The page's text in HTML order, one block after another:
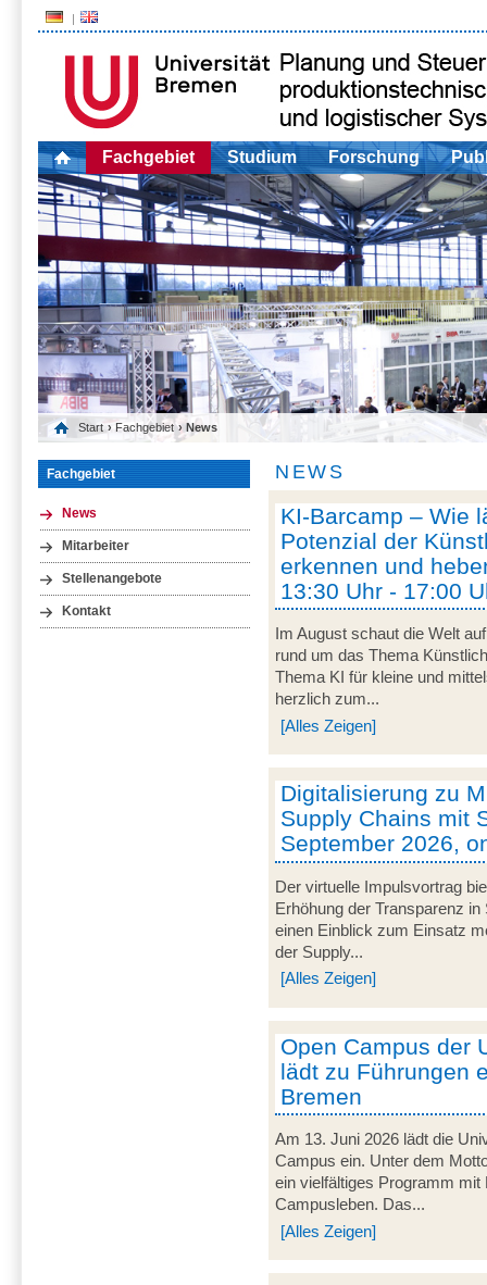
Fachgebiet Studium Forschung
Start › Fachgebiet › News
Fachgebiet
News
Mitarbeiter
Stellenangebote
Kontakt
NEWS
KI-Barcamp – Wie
Potenzial der
erkennen und
13:30 Uhr - 17:00
Im August schaut die Welt
rund um das Thema
Thema KI für kleine und
herzlich zum...
[Alles Zeigen]
Digitalisierung zu
Supply Chains mit
September 2026,
Der virtuelle Impulsvortrag
Erhöhung der Transparenz
einen Einblick zum Einsatz
der Supply...
[Alles Zeigen]
Open Campus der
lädt zu Führungen
Bremen
Am 13. Juni 2026 lädt die
Campus ein. Unter dem
ein vielfältiges Programm
Campusleben. Das...
[Alles Zeigen]